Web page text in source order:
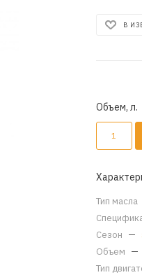
В
Объем, л.
1
Тип масла
Сезон —
Объем —
Тип